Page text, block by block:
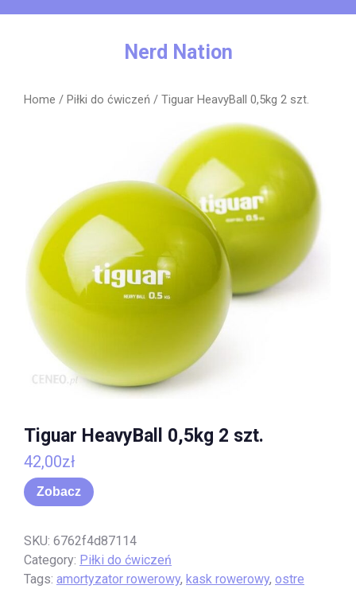
Nerd Nation
Home / Piłki do ćwiczeń / Tiguar HeavyBall 0,5kg 2 szt.
Tiguar HeavyBall 0,5kg 2 szt.
42,00zł
Zobacz
SKU: 6762f4d87114
Category: Piłki do ćwiczeń
Tags: amortyzator rowerowy, kask rowerowy, ostre